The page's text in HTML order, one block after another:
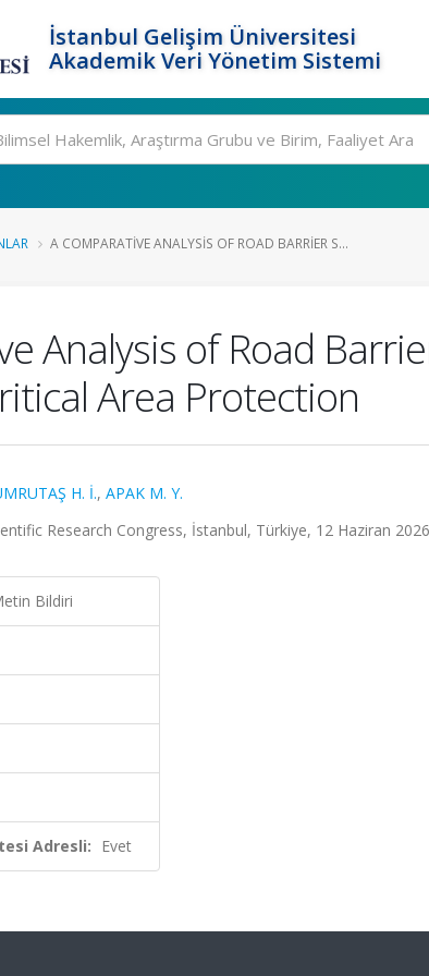
İstanbul Gelişim Üniversitesi
Akademik Veri Yönetim Sistemi
A COMPARATIVE ANALYSIS OF ROAD BARRIER S...
Analysis of Road
Area Protection
H. İ., APAK M. Y.
Research Congress, İstanbul, Türkiye, 12 Haziran
Bildiri
Adresli: Evet